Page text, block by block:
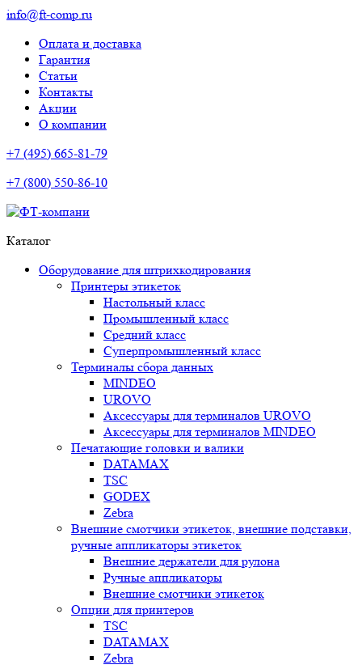
info@ft-comp.ru
Оплата и доставка
Гарантия
Статьи
Контакты
Акции
О компании
+7 (495) 665-81-79
+7 (800) 550-86-10
Каталог
Оборудование для штрихкодирования
Принтеры этикеток
Настольный класс
Промышленный класс
Средний класс
Суперпромышленный класс
Терминалы сбора данных
MINDEO
UROVO
Аксессуары для терминалов UROVO
Аксессуары для терминалов MINDEO
Печатающие головки и валики
DATAMAX
TSC
GODEX
Zebra
Внешние смотчики этикеток, внешние подставки,
ручные аппликаторы этикеток
Внешние держатели для рулона
Ручные аппликаторы
Внешние смотчики этикеток
Опции для принтеров
TSC
DATAMAX
Zebra